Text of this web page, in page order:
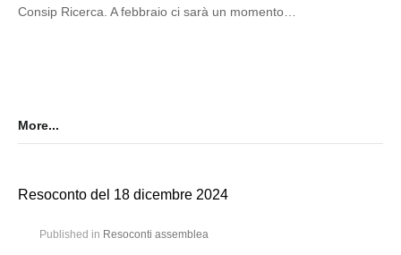
Consip Ricerca. A febbraio ci sarà un momento…
More...
Resoconto del 18 dicembre 2024
Published in Resoconti assemblea